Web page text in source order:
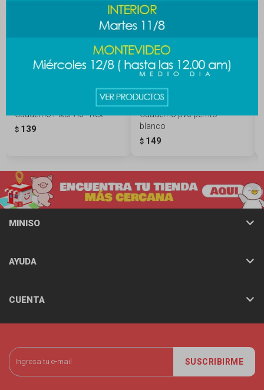
Cuaderno Pixar A6 - Rex
$ 139
Cuaderno pvc perrito -
blanco
$ 149
SUSCRIBIRME
MINISO
AYUDA
CUENTA